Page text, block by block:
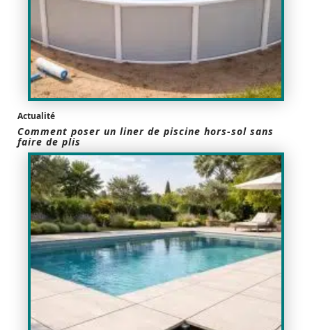
Actualité
Comment poser un liner de piscine hors-sol sans
faire de plis